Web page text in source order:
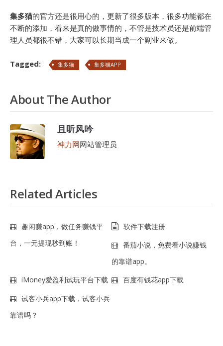
集多猫的官方还是很用心的，更新了很多版本，很多功能都在
不断的添加，看来是真的做事情的，不管是技术员还是前端管
理人员都很不错，大家可以长期当成一个副业来做。
Tagged: 集多猫 集多猫APP
About The Author
且听风吟
神力网网站管理员
Related Articles
趣闲赚app，做任务赚钱平
台，一元提现秒到账！
软件下载注册
番茄小说，免费看小说赚钱
的靠谱app。
iMoney爱盈利试玩平台下载
百度有钱花app下载
试客小兵app下载，试客小兵
靠谱吗？